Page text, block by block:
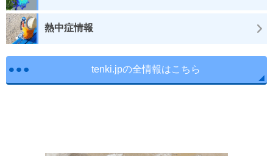
熱中症情報
tenki.jpの全情報はこちら